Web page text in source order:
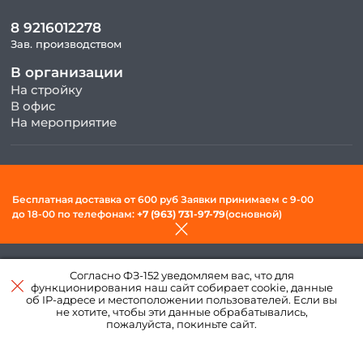
8 9216012278
Зав. производством
В организации
На стройку
В офис
На мероприятие
Политика конфиденциальности и обработки персональных
данных
агентстве«Пегас»
Согласно ФЗ-152 уведомляем вас, что для
функционирования наш сайт собирает cookie, данные
об IP-адресе и местоположении пользователей. Если вы
не хотите, чтобы эти данные обрабатывались,
пожалуйста, покиньте сайт.
Бесплатная доставка от 600 руб Заявки принимаем c 9-00
до 18-00 по телефонам: +7 (963) 731-97-79(основной)